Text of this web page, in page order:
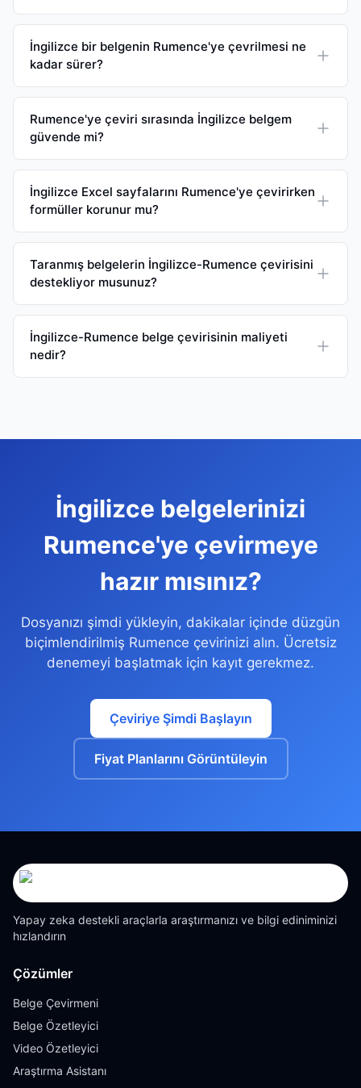
İngilizce bir belgenin Rumence'ye çevrilmesi ne
kadar sürer?
Rumence'ye çeviri sırasında İngilizce belgem
güvende mi?
İngilizce Excel sayfalarını Rumence'ye çevirirken
formüller korunur mu?
Taranmış belgelerin İngilizce-Rumence çevirisini
destekliyor musunuz?
İngilizce-Rumence belge çevirisinin maliyeti
nedir?
İngilizce belgelerinizi
Rumence'ye çevirmeye
hazır mısınız?
Dosyanızı şimdi yükleyin, dakikalar içinde düzgün
biçimlendirilmiş Rumence çevirinizi alın. Ücretsiz
denemeyi başlatmak için kayıt gerekmez.
Çeviriye Şimdi Başlayın
Fiyat Planlarını Görüntüleyin
Yapay zeka destekli araçlarla araştırmanızı ve bilgi ediniminizi
hızlandırın
Çözümler
Belge Çevirmeni
Belge Özetleyici
Video Özetleyici
Araştırma Asistanı